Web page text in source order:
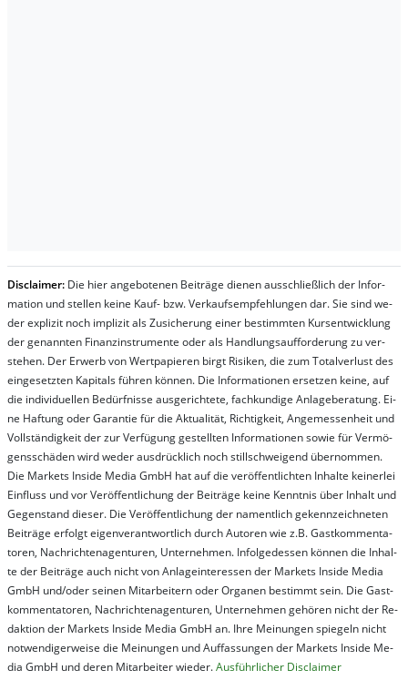
Dis­clai­mer: Die hier an­ge­bo­te­nen Bei­trä­ge die­nen aus­schließ­lich der In­for­
ma­t­ion und stel­len kei­ne Kauf- bzw. Ver­kaufs­em­pfeh­lung­en dar. Sie sind we­
der ex­pli­zit noch im­pli­zit als Zu­sich­er­ung ei­ner be­stim­mt­en Kurs­ent­wick­lung
der ge­nan­nt­en Fi­nanz­in­stru­men­te oder als Handl­ungs­auf­for­der­ung zu ver­
steh­en. Der Er­werb von Wert­pa­pier­en birgt Ri­si­ken, die zum To­tal­ver­lust des
ein­ge­setz­ten Ka­pi­tals füh­ren kön­nen. Die In­for­ma­tion­en er­setz­en kei­ne, auf
die in­di­vi­du­el­len Be­dür­fnis­se aus­ge­rich­te­te, fach­kun­di­ge An­la­ge­be­ra­tung. Ei­
ne Haf­tung oder Ga­ran­tie für die Ak­tu­ali­tät, Rich­tig­keit, An­ge­mes­sen­heit und
Vol­lständ­ig­keit der zur Ver­fü­gung ge­stel­lt­en In­for­ma­tion­en so­wie für Ver­mö­
gens­schä­den wird we­der aus­drück­lich noch stil­lschwei­gend über­nom­men.
Die Mar­kets In­side Me­dia GmbH hat auf die ver­öf­fent­lich­ten In­hal­te kei­ner­lei
Ein­fluss und vor Ver­öf­fent­lich­ung der Bei­trä­ge kei­ne Ken­nt­nis über In­halt und
Ge­gen­stand die­ser. Die Ver­öf­fent­lich­ung der na­ment­lich ge­kenn­zeich­net­en
Bei­trä­ge er­folgt ei­gen­ver­ant­wort­lich durch Au­tor­en wie z.B. Gast­kom­men­ta­
tor­en, Nach­richt­en­ag­en­tur­en, Un­ter­neh­men. In­fol­ge­des­sen kön­nen die In­hal­
te der Bei­trä­ge auch nicht von An­la­ge­in­te­res­sen der Mar­kets In­side Me­dia
GmbH und/oder sei­nen Mit­ar­bei­tern oder Or­ga­nen be­stim­mt sein. Die Gast­
kom­men­ta­tor­en, Nach­rich­ten­ag­en­tur­en, Un­ter­neh­men ge­hör­en nicht der Re­
dak­tion der Mar­kets In­side Me­dia GmbH an. Ihre Mei­nung­en spie­geln nicht
not­wen­di­ger­wei­se die Mei­nung­en und Auf­fas­sung­en der Mar­kets In­side Me­
dia GmbH und de­ren Mit­ar­bei­ter wie­der.Aus­führ­lich­er Dis­clai­mer